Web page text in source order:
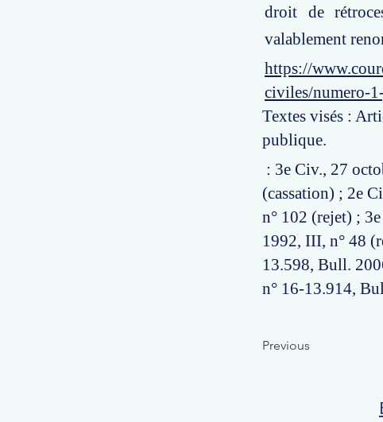
droit de
valablement
https://
civiles/numero-
Textes visés :
publique.
: 3e Civ., 27
(cassation) ; 2e
n° 102 (rejet) ;
1992, III, n° 48
13.598, Bull.
n° 16-13.914,
Previous